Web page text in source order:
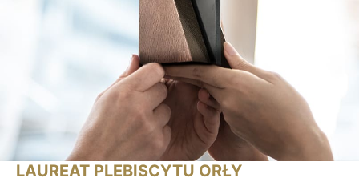
LAUREAT PLEBISCYTU ORŁY